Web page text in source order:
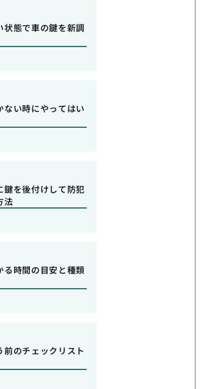
状態で車の鍵を新調
ない時にやってはい
鍵を後付けして防犯
法
る時間の目安と種類
のチェックリスト